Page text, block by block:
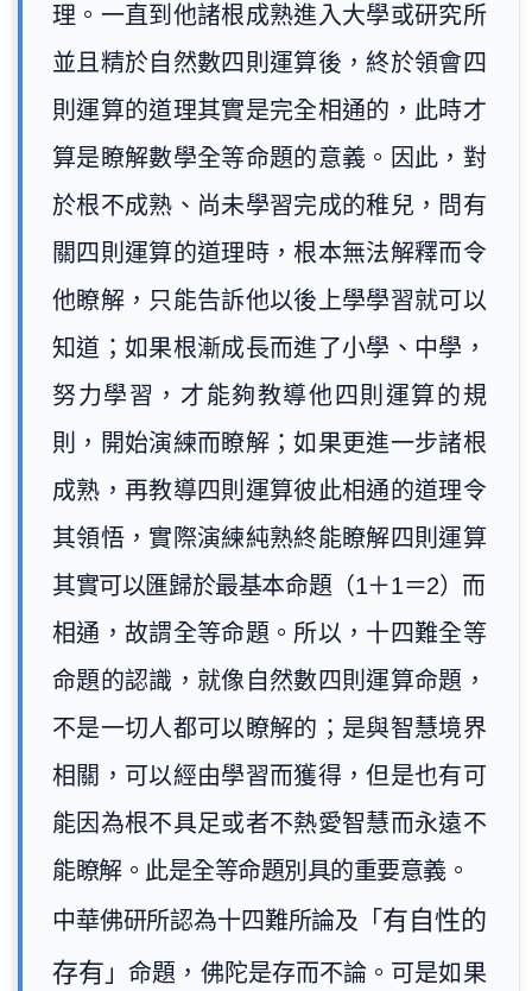
理。一直到他諸根成熟進入大學或研究所
並且精於自然數四則運算後，終於領會四
則運算的道理其實是完全相通的，此時才
算是瞭解數學全等命題的意義。因此，對
於根不成熟、尚未學習完成的稚兒，問有
關四則運算的道理時，根本無法解釋而令
他瞭解，只能告訴他以後上學學習就可以
知道；如果根漸成長而進了小學、中學，
努力學習，才能夠教導他四則運算的規
則，開始演練而瞭解；如果更進一步諸根
成熟，再教導四則運算彼此相通的道理令
其領悟，實際演練純熟終能瞭解四則運算
其實可以匯歸於最基本命題（1＋1＝2）而
相通，故謂全等命題。所以，十四難全等
命題的認識，就像自然數四則運算命題，
不是一切人都可以瞭解的；是與智慧境界
相關，可以經由學習而獲得，但是也有可
能因為根不具足或者不熱愛智慧而永遠不
能瞭解。此是全等命題別具的重要意義。
中華佛研所認為十四難所論及「 有自性的
存有 」命題，佛陀是存而不論。可是如果